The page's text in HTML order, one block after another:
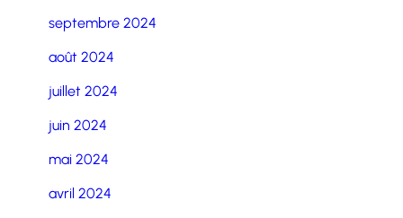
septembre 2024
août 2024
juillet 2024
juin 2024
mai 2024
avril 2024